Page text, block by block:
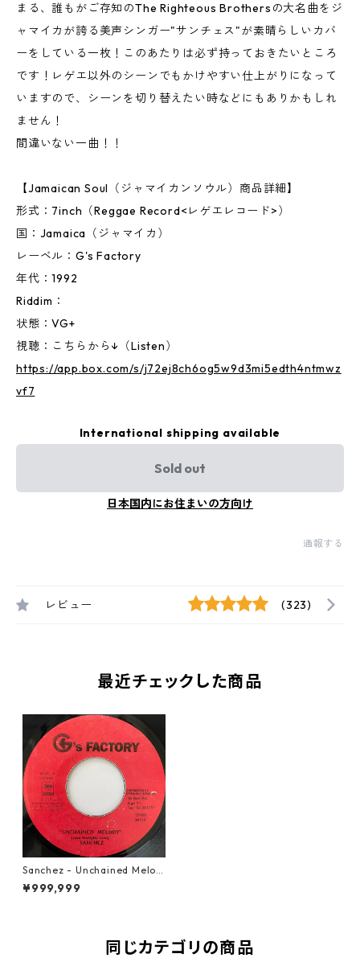
まる、誰もがご存知のThe Righteous Brothersの大名曲をジ
ャマイカが誇る美声シンガー"サンチェス"が素晴らしいカバ
ーをしている一枚！このあたりは必ず持っておきたいところ
です！レゲエ以外のシーンでもかけやすい仕上がりになって
いますので、シーンを切り替えたい時などにもありかもしれ
ません！
間違いない一曲！！
【Jamaican Soul（ジャマイカンソウル）商品詳細】
形式：7inch（Reggae Record<レゲエレコード>）
国：Jamaica（ジャマイカ）
レーベル：G's Factory
年代：1992
Riddim：
状態：VG+
視聴：こちらから↓（Listen）
https://app.box.com/s/j72ej8ch6og5w9d3mi5edth4ntmwz
vf7
International shipping available
Sold out
日本国内にお住まいの方向け
通報する
レビュー (323)
最近チェックした商品
Sanchez - Unchained Melod
y【7-20739】
¥999,999
同じカテゴリの商品